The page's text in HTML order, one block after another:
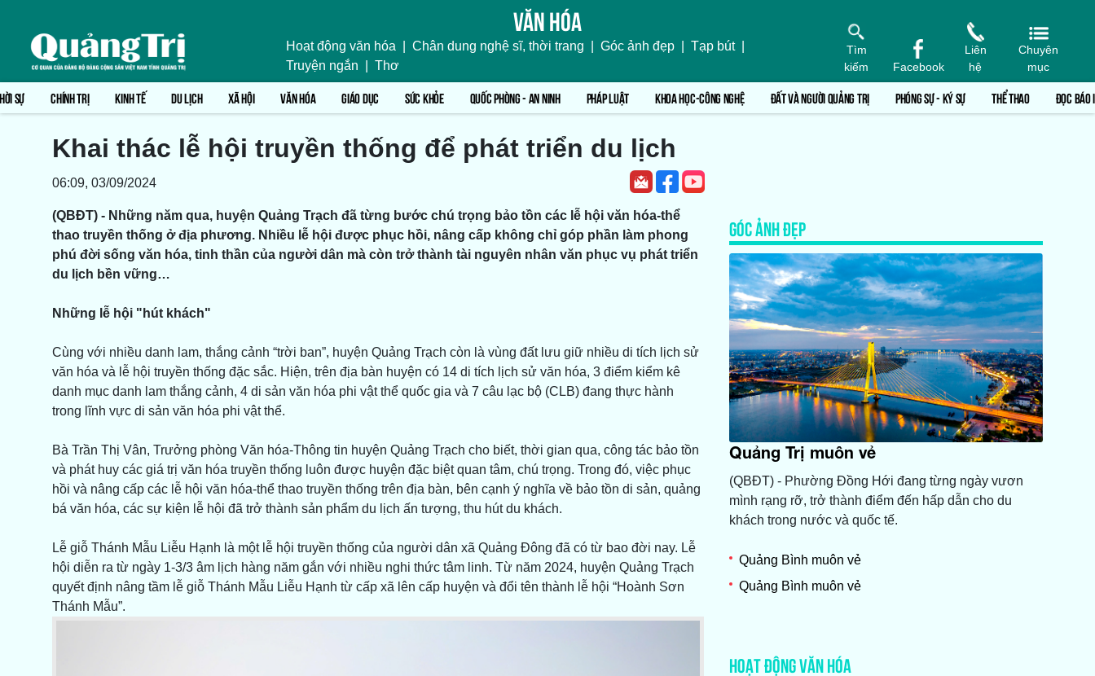
Văn hóa
Hoạt động văn hóa Chân dung nghệ sĩ, thời trang Góc ảnh đẹp Tạp bút
Truyện ngắn
Thơ
Tìm
kiếm
Facebook
Liên
hệ
Chuyên
mục
SỰ CHÍNH TRỊ KINH TẾ DU LỊCH XÃ HỘI VĂN HÓA GIÁO DỤC SỨC KHỎE QUỐC PHÒNG - AN NINH PHÁP LUẬT KHOA HỌC-CÔNG NGHỆ ĐẤT VÀ NGƯỜI QUẢNG TRỊ PHÓNG SỰ - KÝ SỰ THỂ THAO ĐỌC BÁO
Khai thác lễ hội truyền thống để phát triển du lịch
06:09, 03/09/2024
(QBĐT) - Những năm qua, huyện Quảng Trạch đã từng bước chú trọng bảo tồn các lễ hội văn hóa-thể
thao truyền thống ở địa phương. Nhiều lễ hội được phục hồi, nâng cấp không chỉ góp phần làm phong
phú đời sống văn hóa, tinh thần của người dân mà còn trở thành tài nguyên nhân văn phục vụ phát triển
du lịch bền vững…
Những lễ hội "hút khách"
Cùng với nhiều danh lam, thắng cảnh “trời ban”, huyện Quảng Trạch còn là vùng đất lưu giữ nhiều di tích lịch sử
văn hóa và lễ hội truyền thống đặc sắc. Hiện, trên địa bàn huyện có 14 di tích lịch sử văn hóa, 3 điểm kiểm kê
danh mục danh lam thắng cảnh, 4 di sản văn hóa phi vật thể quốc gia và 7 câu lạc bộ (CLB) đang thực hành
trong lĩnh vực di sản văn hóa phi vật thể.
Bà Trần Thị Vân, Trưởng phòng Văn hóa-Thông tin huyện Quảng Trạch cho biết, thời gian qua, công tác bảo tồn
và phát huy các giá trị văn hóa truyền thống luôn được huyện đặc biệt quan tâm, chú trọng. Trong đó, việc phục
hồi và nâng cấp các lễ hội văn hóa-thể thao truyền thống trên địa bàn, bên cạnh ý nghĩa về bảo tồn di sản, quảng
bá văn hóa, các sự kiện lễ hội đã trở thành sản phẩm du lịch ấn tượng, thu hút du khách.
Lễ giỗ Thánh Mẫu Liễu Hạnh là một lễ hội truyền thống của người dân xã Quảng Đông đã có từ bao đời nay. Lễ
hội diễn ra từ ngày 1-3/3 âm lịch hàng năm gắn với nhiều nghi thức tâm linh. Từ năm 2024, huyện Quảng Trạch
quyết định nâng tầm lễ giỗ Thánh Mẫu Liễu Hạnh từ cấp xã lên cấp huyện và đổi tên thành lễ hội “Hoành Sơn
Thánh Mẫu”.
GÓC ẢNH ĐẸP
Quảng Trị muôn vẻ
(QBĐT) - Phường Đồng Hới đang từng ngày vươn
mình rạng rỡ, trở thành điểm đến hấp dẫn cho du
khách trong nước và quốc tế.
Quảng Bình muôn vẻ
Quảng Bình muôn vẻ
HOẠT ĐỘNG VĂN HÓA